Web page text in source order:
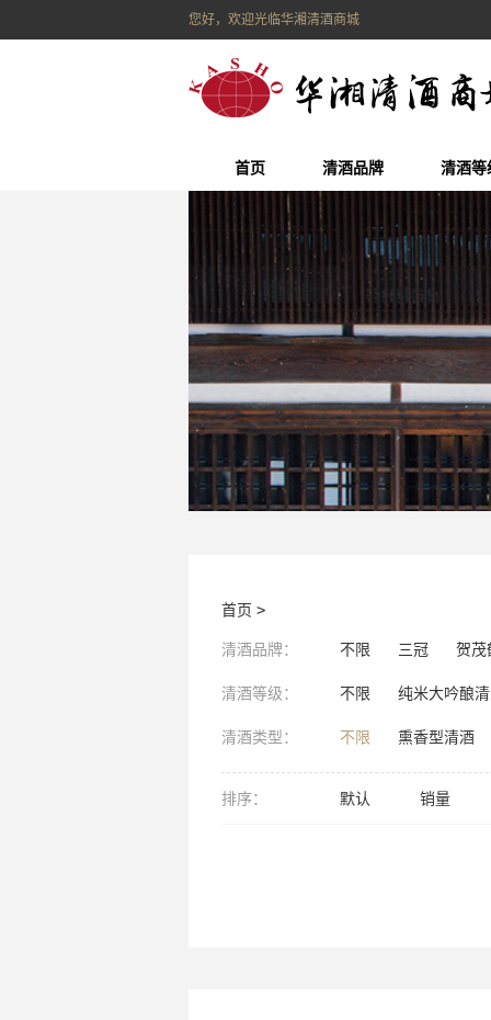
您好，欢迎光临华湘清酒商城
首页 清酒品牌 清酒等
首页 >
清酒品牌： 不限 三冠 贺茂
清酒等级： 不限 纯米大吟酿
清酒类型： 不限 熏香型清酒
排序： 默认 销量